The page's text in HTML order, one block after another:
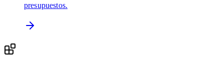
presupuestos.